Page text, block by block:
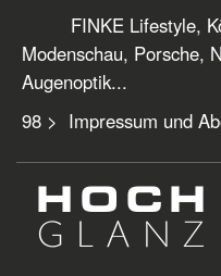
FINKE Lifestyle,
Modenschau, Porsche,
Augenoptik...
98 > Impressum und